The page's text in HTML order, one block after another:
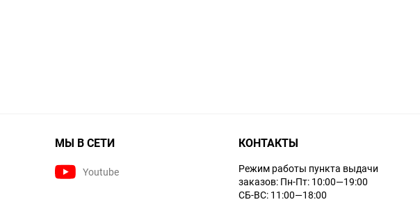
МЫ В СЕТИ
Youtube
КОНТАКТЫ
Режим работы пункта выдачи
заказов: Пн-Пт: 10:00—19:00
СБ-ВС: 11:00—18:00